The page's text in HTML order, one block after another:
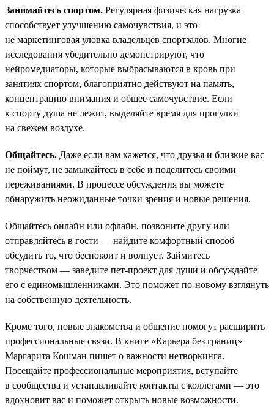
Занимайтесь спортом. Регулярная физическая нагрузка
способствует улучшению самочувствия, и это
не маркетинговая уловка владельцев спортзалов. Многие
исследования убедительно демонстрируют, что
нейромедиаторы, которые выбрасываются в кровь при
занятиях спортом, благоприятно действуют на память,
концентрацию внимания и общее самочувствие. Если
к спорту душа не лежит, выделяйте время для прогулки
на свежем воздухе.
Общайтесь. Даже если вам кажется, что друзья и близкие вас
не поймут, не замыкайтесь в себе и поделитесь своими
переживаниями. В процессе обсуждения вы можете
обнаружить неожиданные точки зрения и новые решения.
Общайтесь онлайн или офлайн, позвоните другу или
отправляйтесь в гости — найдите комфортный способ
обсудить то, что беспокоит и волнует. Займитесь
творчеством — заведите пет-проект для души и обсуждайте
его с единомышленниками. Это поможет по-новому взглянуть
на собственную деятельность.
Кроме того, новые знакомства и общение помогут расширить
профессиональные связи. В книге «Карьера без границ»
Маргарита Кошман пишет о важности нетворкинга.
Посещайте профессиональные мероприятия, вступайте
в сообщества и устанавливайте контакты с коллегами — это
вдохновит вас и поможет открыть новые возможности.